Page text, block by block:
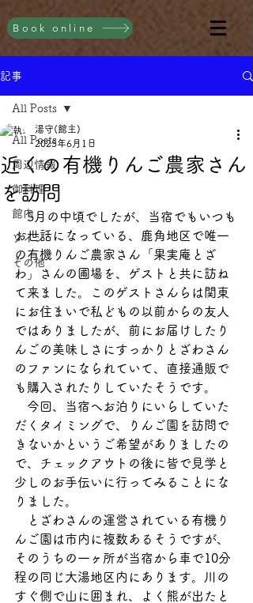
Book online
記事
All Posts
周辺情報
御料理
館内
ワイン
その他
All Posts
近くの有機りんご農家さん
を訪問
湯守(館主)
2025年6月1日
5月の中頃でしたが、当宿でもいつも
お世話になっている、鹿角地区で唯一
の有機りんご農家さん「果実庵とざ
わ」さんの圃場を、ゲストと共に訪ね
て来ました。このゲストさんらは関東
にお住まいで私どもの以前からの友人
ではありましたが、前にお届けしたり
んごの美味しさにすっかりとざわさん
のファンになられていて、直接通販で
も購入されたりしていたそうです。
今回、当宿へお泊りにいらしていた
だくタイミングで、りんご園を訪問で
きないかというご希望がありましたの
で、チェックアウトの後に皆で見学と
少しのお手伝いに行ってみることにな
りました。
とざわさんの運営されている有機り
んご園は市内に複数あるそうですが、
そのうちの一ヶ所が当宿から車で10分
程の同じ大湯地区内にあります。川の
すぐ側で山に囲まれ、よく熊が出たと